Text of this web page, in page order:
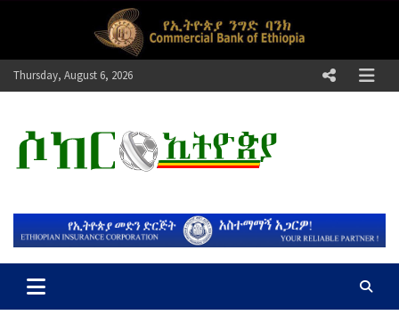
Thursday, August 6, 2026
ሶከር ኢትዮጵያ